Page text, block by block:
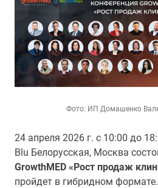
Фото: ИП Домашенко
24 апреля 2026 г. с 10:00 до
Blu Белорусская, Москва
GrowthMED «Рост продаж
пройдет в гибридном формате.